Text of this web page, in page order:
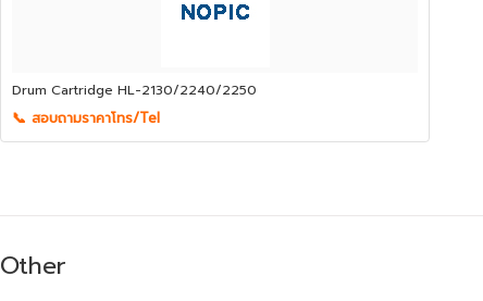
Drum Cartridge HL-2130/2240/2250
📞 สอบถามราคาโทร/Tel
Other